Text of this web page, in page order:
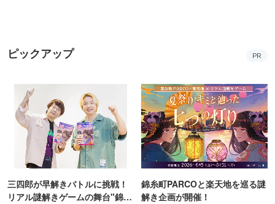
ピックアップ PR
三四郎が早解きバトルに挑戦！
リアル謎解きゲームの舞台"錦糸
錦糸町PARCOと楽天地を巡る謎
解き企画が開催！